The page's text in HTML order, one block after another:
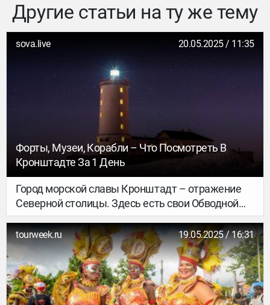
Другие статьи на ту же тему
sova.live 20.05.2025 / 11:35
Форты, Музеи, Корабли – Что Посмотреть В
Кронштадте За 1 День
Город морской славы Кронштадт – отражение
Северной столицы. Здесь есть свои Обводной
канал, Адмиралтейство и Гостиный двор. Это
культовый порт для морских романтиков.
Посетить его будет интересно тем, кто любит
корабли и то, что с ними связано:
судостроительные пейзажи, экскурсии по
старинным фортам.
tourweek.ru 19.05.2025 / 16:31